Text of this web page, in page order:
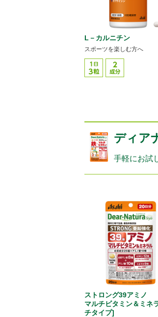
L－カルニチン
スポーツを楽しむ方へ
ディア
手軽にお試
ストロング39アミノ
マルチビタミン＆ミネ
チタイプ]